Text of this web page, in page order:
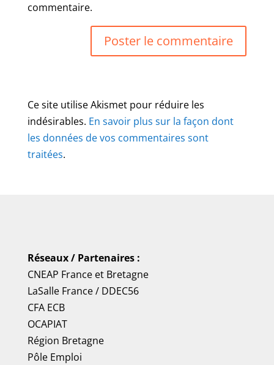
commentaire.
Ce site utilise Akismet pour réduire les
indésirables. En savoir plus sur la façon dont
les données de vos commentaires sont
traitées.
Réseaux / Partenaires :
CNEAP Franceet Bretagne
LaSalle France/ DDEC56
CFA ECB
OCAPIAT
Région Bretagne
Pôle Emploi